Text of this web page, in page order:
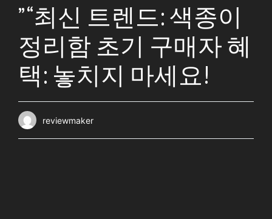
” “최신 트렌드: 색종이
정리함 초기 구매자 혜
택: 놓치지 마세요!
reviewmaker